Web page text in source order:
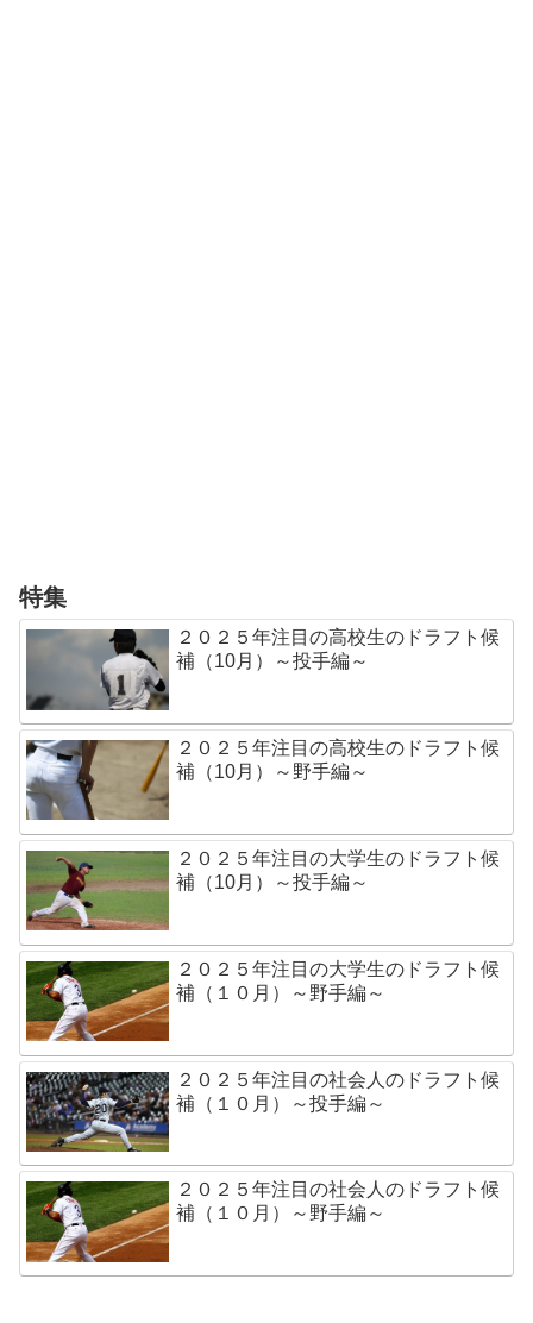
特集
２０２５年注目の高校生のドラフト候
補（10月）～投手編～
２０２５年注目の高校生のドラフト候
補（10月）～野手編～
２０２５年注目の大学生のドラフト候
補（10月）～投手編～
２０２５年注目の大学生のドラフト候
補（１０月）～野手編～
２０２５年注目の社会人のドラフト候
補（１０月）～投手編～
２０２５年注目の社会人のドラフト候
補（１０月）～野手編～